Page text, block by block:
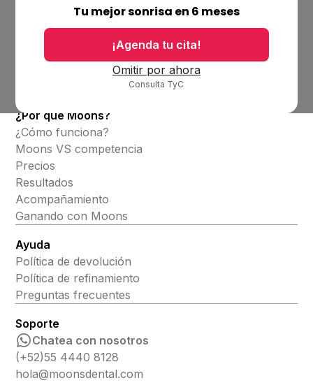
Tu mejor sonrisa en 6 meses
¡Agenda tu cita!
Omitir por ahora
Consulta TyC
Ubicaciones
Bolsa de trabajo
¿Por qué Moons?
¿Cómo funciona?
Moons VS competencia
Precios
Resultados
Acompañamiento
Ganando con Moons
Ayuda
Política de devolución
Política de refinamiento
Preguntas frecuentes
Soporte
Chatea con nosotros
(+52)55 4440 8128
hola@moonsdental.com